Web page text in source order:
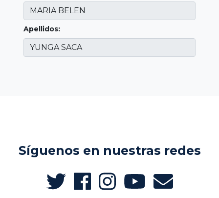
Apellidos:
Síguenos en nuestras redes